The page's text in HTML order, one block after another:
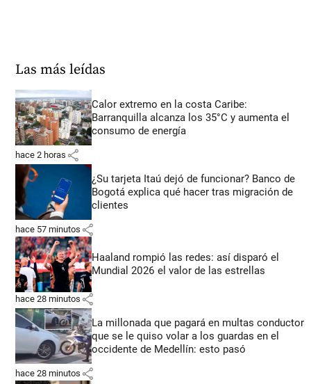
Las más leídas
Calor extremo en la costa Caribe:
Barranquilla alcanza los 35°C y aumenta el
consumo de energía
hace 2 horas share
¿Su tarjeta Itaú dejó de funcionar? Banco de
Bogotá explica qué hacer tras migración de
clientes
hace 57 minutos share
Haaland rompió las redes: así disparó el
Mundial 2026 el valor de las estrellas
hace 28 minutos share
La millonada que pagará en multas conductor
que se le quiso volar a los guardas en el
occidente de Medellín: esto pasó
hace 28 minutos share